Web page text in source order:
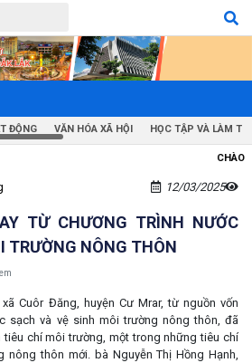
Tiếng Việt Tiếng Anh
ĐỘNG VĂN HÓA XÃ HỘI HỌC TẬP VÀ LÀM
CHÀO MỪNG BẠN ĐẾN
12/03/2025
TỪ CHƯƠNG TRÌNH NƯỚC
TRƯỜNG NÔNG THÔN
Cuôr Đăng, huyện Cư Mrar, từ nguồn vốn
sạch và vệ sinh môi trường nông thôn, đã
chí môi trường, một trong những tiêu chí
thôn mới. bà Nguyễn Thị Hồng Hạnh,